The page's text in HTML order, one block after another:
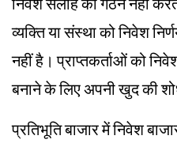
व्यक्ति या संस्था को निवेश
नहीं है। प्राप्तकर्ताओं को
बनाने के लिए अपनी खुद की
प्रतिभूति बाजार में निवेश